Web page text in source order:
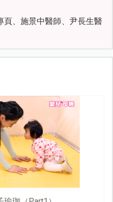
頁、施景中醫師、尹長生醫